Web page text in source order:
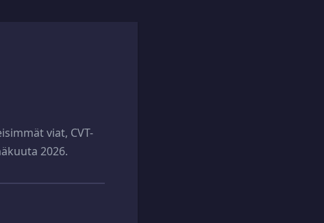
viat, CVT-
2026.